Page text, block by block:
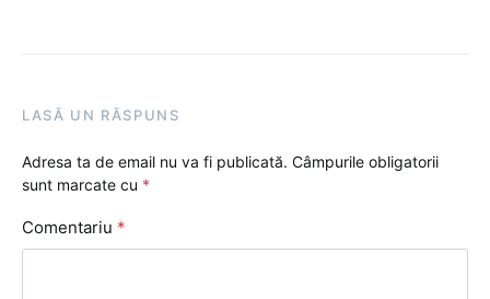
LASĂ UN RĂSPUNS
Adresa ta de email nu va fi publicată. Câmpurile obligatorii
sunt marcate cu *
Comentariu *